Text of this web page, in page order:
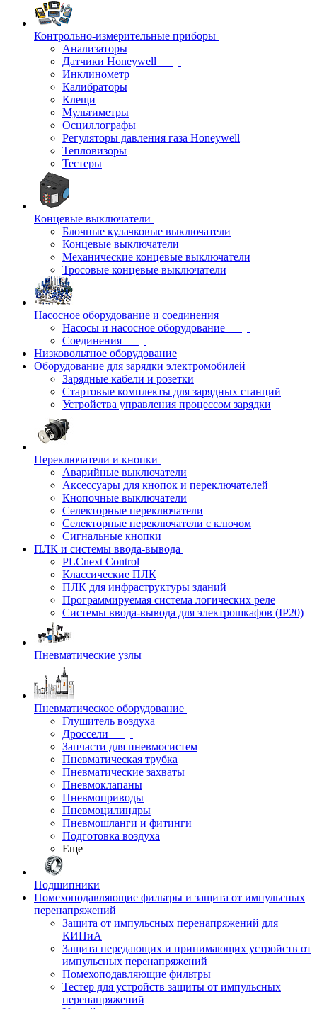
Контрольно-измерительные приборы
Анализаторы
Датчики Honeywell
Инклинометр
Калибраторы
Клещи
Мультиметры
Осциллографы
Регуляторы давления газа Honeywell
Тепловизоры
Тестеры
Концевые выключатели
Блочные кулачковые выключатели
Концевые выключатели
Механические концевые выключатели
Тросовые концевые выключатели
Насосное оборудование и соединения
Насосы и насосное оборудование
Соединения
Низковольтное оборудование
Оборудование для зарядки электромобилей
Зарядные кабели и розетки
Стартовые комплекты для зарядных станций
Устройства управления процессом зарядки
Переключатели и кнопки
Аварийные выключатели
Аксессуары для кнопок и переключателей
Кнопочные выключатели
Селекторные переключатели
Селекторные переключатели с ключом
Сигнальные кнопки
ПЛК и системы ввода-вывода
PLCnext Control
Классические ПЛК
ПЛК для инфраструктуры зданий
Программируемая система логических реле
Системы ввода-вывода для электрошкафов (IP20)
Пневматические узлы
Пневматическое оборудование
Глушитель воздуха
Дроссели
Запчасти для пневмосистем
Пневматическая трубка
Пневматические захваты
Пневмоклапаны
Пневмоприводы
Пневмоцилиндры
Пневмошланги и фитинги
Подготовка воздуха
Еще
Подшипники
Помехоподавляющие фильтры и защита от импульсных
перенапряжений
Защита от импульсных перенапряжений для
КИПиА
Защита передающих и принимающих устройств от
импульсных перенапряжений
Помехоподавляющие фильтры
Тестер для устройств защиты от импульсных
перенапряжений